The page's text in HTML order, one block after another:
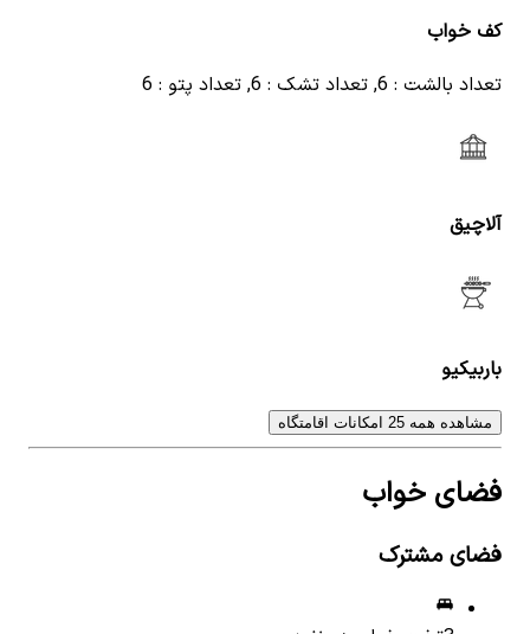
کف خواب
تعداد بالشت : 6, تعداد تشک : 6, تعداد پتو : 6
آلاچیق
باربیکیو
مشاهده همه 25 امکانات اقامتگاه
فضای خواب
فضای مشترک